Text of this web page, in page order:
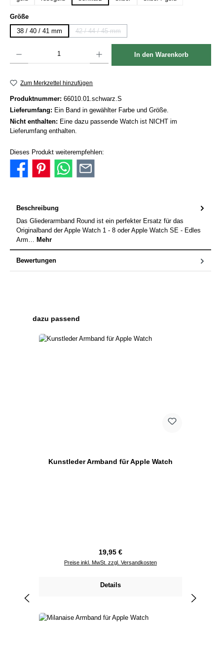
Größeauswählen
38 / 40 / 41 mm
42 / 44 / 45 mm
(Diese Option ist zurzeit nicht verfügbar.)
In den Warenkorb
Zum Merkzettel hinzufügen
Produktnummer: 66010.01.schwarz.S
Lieferumfang: Ein Band in gewählter Farbe und Größe.
Nicht enthalten: Eine dazu passende Watch ist NICHT im
Lieferumfang enthalten.
Dieses Produkt weiterempfehlen:
Beschreibung
Das Gliederarmband Round ist ein perfekter Ersatz für das
Originalband der Apple Watch 1 - 8 oder Apple Watch SE - Edles
Arm… Mehr
Bewertungen
Produktgalerie überspringen
dazu passend
Kunstleder Armband für Apple Watch
Regulärer Preis:
19,95 €
Preise inkl. MwSt. zzgl. Versandkosten
Details